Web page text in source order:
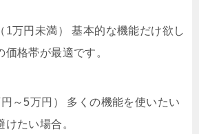
1万円未満） 基本的な機能だけ欲し
格帯が最適です。
～5万円） 多くの機能を使いたい
たい場合。